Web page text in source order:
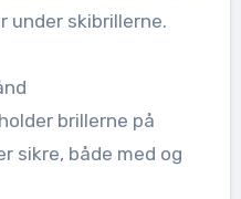
under skibrillerne.
brillerne på
sikre, både med og